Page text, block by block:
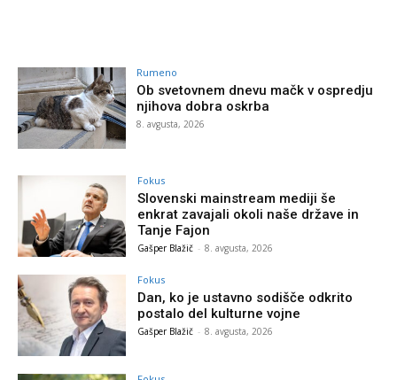
Rumeno
Ob svetovnem dnevu mačk v ospredju
njihova dobra oskrba
8. avgusta, 2026
Fokus
Slovenski mainstream mediji še
enkrat zavajali okoli naše države in
Tanje Fajon
Gašper Blažič - 8. avgusta, 2026
Fokus
Dan, ko je ustavno sodišče odkrito
postalo del kulturne vojne
Gašper Blažič - 8. avgusta, 2026